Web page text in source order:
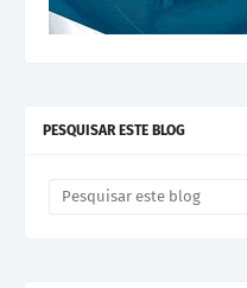
PESQUISAR ESTE BLOG